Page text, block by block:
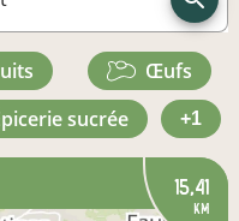
œufs
épicerie sucrée +1
15,41
km